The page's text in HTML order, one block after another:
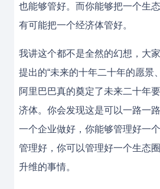
也能够管好。而你能够把一个生
有可能把一个经济体管好。
我讲这个都不是全然的幻想，大
提出的“未来的十年二十年的愿景
阿里巴巴真的奠定了未来二十年
济体。你会发现这是可以一路一
一个企业做好，你能够管理好一
管理好，你可以管理好一个生态
升维的事情。